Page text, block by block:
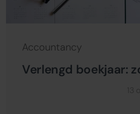
Accountancy
Verlengd boekjaar: